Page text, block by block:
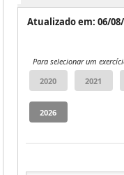
Atualizado em: 06/08/
Para selecionar um